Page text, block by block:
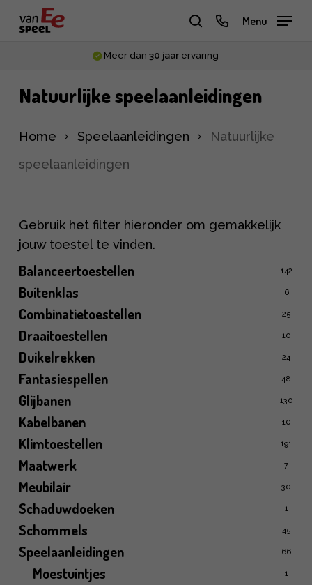
zoeken
phone
Menu
Meer dan30 jaar ervaring
Natuurlijke speelaanleidingen
Home Speelaanleidingen
Natuurlijke
speelaanleidingen
Gebruik het filter hieronder om gemakkelijk
jouw toestel te vinden.
Balanceertoestellen 142
Buitenklas 6
Combinatietoestellen 25
Draaitoestellen 10
Duikelrekken 24
Fantasiespellen 48
Glijbanen 130
Kabelbanen 10
Klimtoestellen 191
Maatwerk 7
Meubilair 30
Schaduwdoeken 1
Schommels 45
Speelaanleidingen 66
Moestuintjes 1